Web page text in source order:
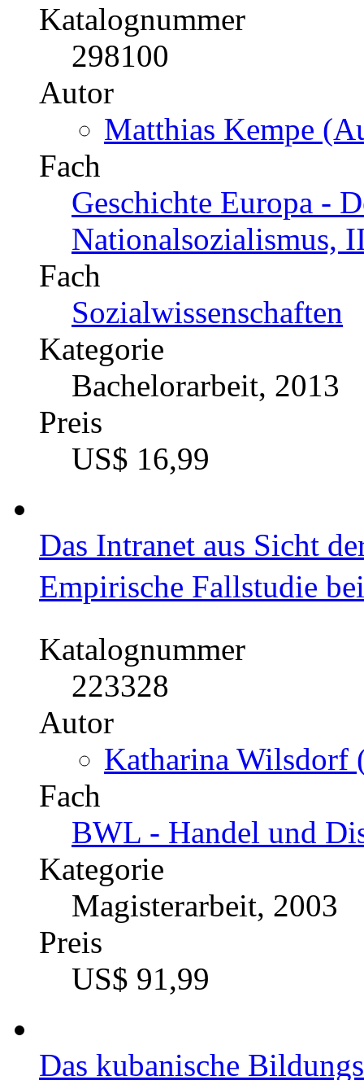
Katalognummer
298100
Autor
Matthias Kempe
Fach
Geschichte Europa -
Nationalsozialismus,
Fach
Sozialwissenschaften
Kategorie
Bachelorarbeit, 2013
Preis
US$ 16,99
Das Intranet aus Sicht
Empirische Fallstudie
Katalognummer
223328
Autor
Katharina Wilsdorf
Fach
BWL - Handel und
Kategorie
Magisterarbeit, 2003
Preis
US$ 91,99
Das kubanische